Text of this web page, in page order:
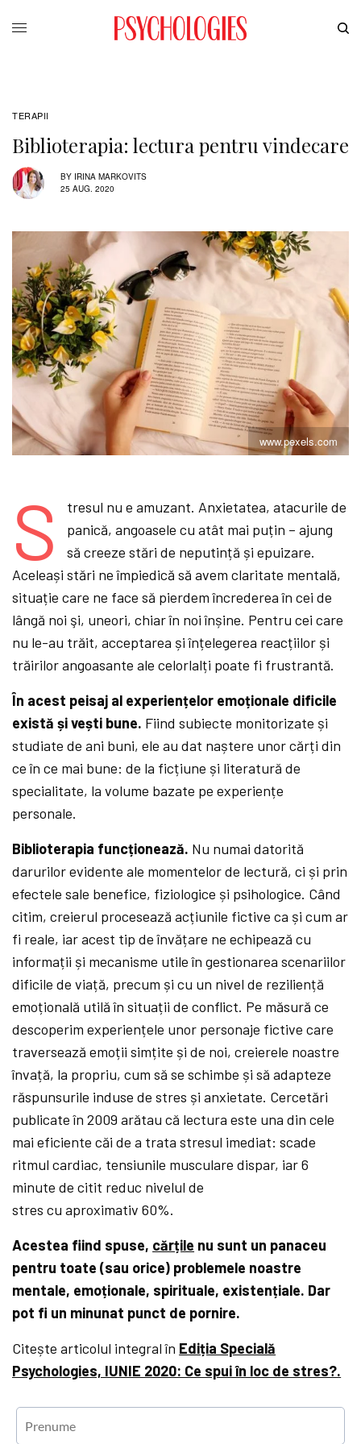
TERAPII
Biblioterapia: lectura pentru vindecare
BY IRINA MARKOVITS
25 AUG. 2020
www.pexels.com
S
tresul nu e amuzant. Anxietatea, atacurile de
panică, angoasele cu atât mai puțin – ajung
să creeze stări de neputință și epuizare.
Aceleași stări ne împiedică să avem claritate mentală,
situație care ne face să pierdem încrederea în cei de
lângă noi şi, uneori, chiar în noi înșine. Pentru cei care
nu le-au trăit, acceptarea și înțelegerea reacțiilor și
trăirilor angoasante ale celorlalți poate fi frustrantă.
În acest peisaj al experiențelor emoționale dificile
există și vești bune. Fiind subiecte monitorizate și
studiate de ani buni, ele au dat naștere unor cărți din
ce în ce mai bune: de la ficțiune și literatură de
specialitate, la volume bazate pe experiențe
personale.
Biblioterapia funcționează. Nu numai datorită
darurilor evidente ale momentelor de lectură, ci și prin
efectele sale benefice, fiziologice și psihologice. Când
citim, creierul procesează acțiunile fictive ca și cum ar
fi reale, iar acest tip de învățare ne echipează cu
informații și mecanisme utile în gestionarea scenariilor
dificile de viață, precum și cu un nivel de reziliență
emoțională utilă în situații de conflict. Pe măsură ce
descoperim experiențele unor personaje fictive care
traversează emoții simțite și de noi, creierele noastre
învață, la propriu, cum să se schimbe și să adapteze
răspunsurile induse de stres și anxietate. Cercetări
publicate în 2009 arătau că lectura este una din cele
mai eficiente căi de a trata stresul imediat: scade
ritmul cardiac, tensiunile musculare dispar, iar 6
minute de citit reduc nivelul de
stres cu aproximativ 60%.
Acestea fiind spuse, cărțile nu sunt un panaceu
pentru toate (sau orice) problemele noastre
mentale, emoționale, spirituale, existențiale. Dar
pot fi un minunat punct de pornire.
Citește articolul integral în Ediția Specială
Psychologies, IUNIE 2020: Ce spui în loc de stres?.